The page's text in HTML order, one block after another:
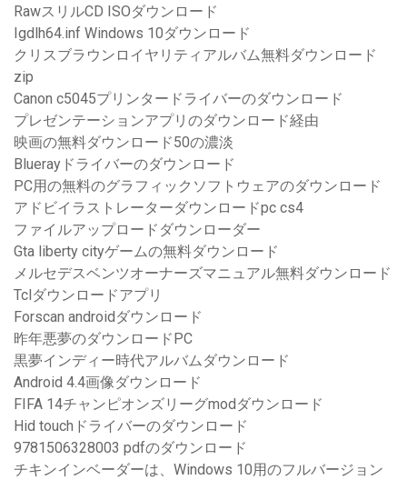
RawスリルCD ISOダウンロード
Igdlh64.inf Windows 10ダウンロード
クリスブラウンロイヤリティアルバム無料ダウンロード
zip
Canon c5045プリンタードライバーのダウンロード
プレゼンテーションアプリのダウンロード経由
映画の無料ダウンロード50の濃淡
Bluerayドライバーのダウンロード
PC用の無料のグラフィックソフトウェアのダウンロード
アドビイラストレーターダウンロードpc cs4
ファイルアップロードダウンローダー
Gta liberty cityゲームの無料ダウンロード
メルセデスベンツオーナーズマニュアル無料ダウンロード
Tclダウンロードアプリ
Forscan androidダウンロード
昨年悪夢のダウンロードPC
黒夢インディー時代アルバムダウンロード
Android 4.4画像ダウンロード
FIFA 14チャンピオンズリーグmodダウンロード
Hid touchドライバーのダウンロード
9781506328003 pdfのダウンロード
チキンインベーダーは、Windows 10用のフルバージョン